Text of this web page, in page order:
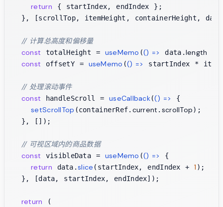
return { startIndex, endIndex };
}, [scrollTop, itemHeight, containerHeight,
// 计算总高度和偏移量
const totalHeight = useMemo (() => data.length
const offsetY = useMemo (() => startIndex *
// 处理滚动事件
const handleScroll = useCallback(() => {
setScrollTop (containerRef. current . scrollTop);
  }, []);
// 可视区域内的商品数据
const visibleData = useMemo (() => {
return data.slice (startIndex, endIndex + 1 );
  }, [data, startIndex, endIndex]);
return (